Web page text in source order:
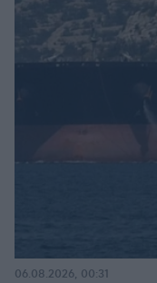
06.08.2026, 00:31